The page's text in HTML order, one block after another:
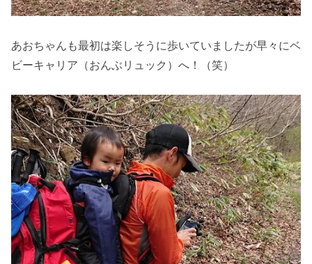
あおちゃんも最初は楽しそうに歩いていましたが早々にベ
ビーキャリア（おんぶリュック）へ！（笑）